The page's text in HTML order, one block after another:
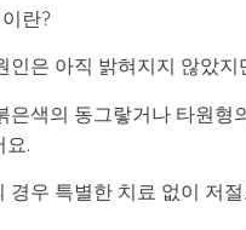
란?
인은 아직 밝혀지지 않았
은색의 동그랗거나 타원
요.
경우 특별한 치료 없이 저